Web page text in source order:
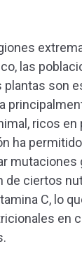
las
plantas son
ricos en
ha
mutaciones
de ciertos
C, lo
en